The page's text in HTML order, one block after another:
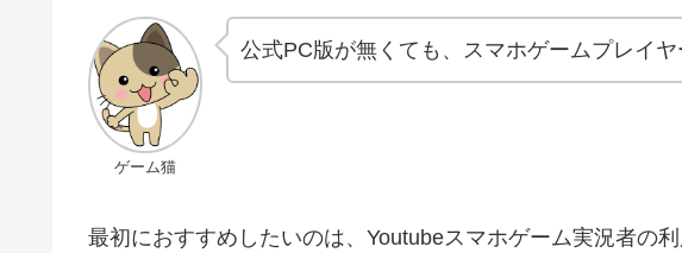
ゲーム猫
公式PC版が無くても、スマホゲームプレイヤ
最初におすすめしたいのは、Youtubeスマホゲーム実況者の